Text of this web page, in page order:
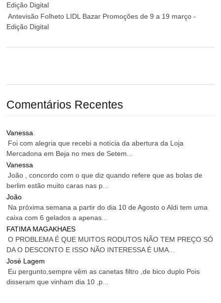
Edição Digital
Antevisão Folheto LIDL Bazar Promoções de 9 a 19 março -
Edição Digital
Comentários Recentes
Vanessa
Foi com alegria que recebi a notícia da abertura da Loja
Mercadona em Beja no mes de Setem...
Vanessa
João , concordo com o que diz quando refere que as bolas de
berlim estão muito caras nas p...
João
Na próxima semana a partir do dia 10 de Agosto o Aldi tem uma
caixa com 6 gelados a apenas...
FATIMA MAGAKHAES
O PROBLEMA É QUE MUITOS RODUTOS NÃO TEM PREÇO SÓ
DA O DESCONTO E ISSO NÃO INTERESSA É UMA...
José Lagem
Eu pergunto,sempre vêm as canetas filtro ,de bico duplo Pois
disseram que vinham dia 10 ,p...